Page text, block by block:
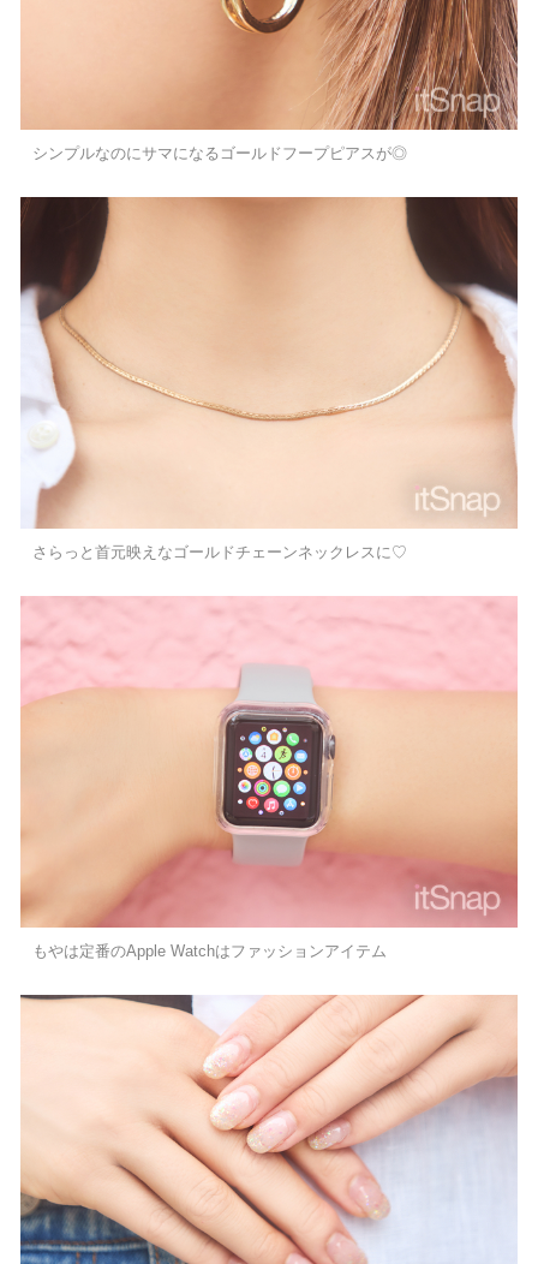
シンプルなのにサマになるゴールドフープピアスが◎
さらっと首元映えなゴールドチェーンネックレスに♡
もやは定番のApple Watchはファッションアイテム